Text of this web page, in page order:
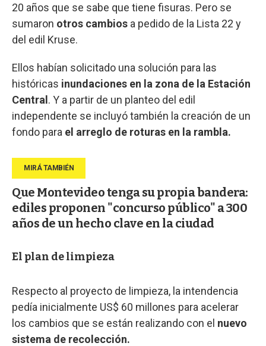
20 años que se sabe que tiene fisuras. Pero se
sumaron otros cambios a pedido de la Lista 22 y
del edil Kruse.
Ellos habían solicitado una solución para las
históricas inundaciones en la zona de la Estación
Central . Y a partir de un planteo del edil
independente se incluyó también la creación de un
fondo para el arreglo de roturas en la rambla.
Que Montevideo tenga su propia bandera:
ediles proponen "concurso público" a 300
años de un hecho clave en la ciudad
El plan de limpieza
Respecto al proyecto de limpieza, la intendencia
pedía inicialmente US$ 60 millones para acelerar
los cambios que se están realizando con el nuevo
sistema de recolección.